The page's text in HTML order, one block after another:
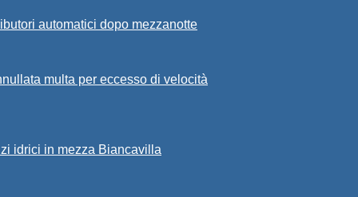
automatici dopo mezzanotte
multa per eccesso di velocità
idrici in mezza Biancavilla